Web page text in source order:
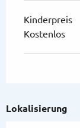
Kinderpreis
Kostenlos
Lokalisierung